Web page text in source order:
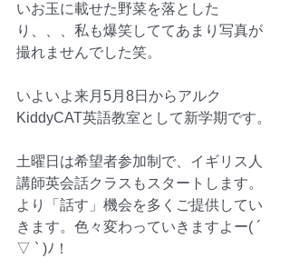
いお玉に載せた野菜を落とした
り、、、私も爆笑しててあまり写真が
撮れませんでした笑。
いよいよ来月5月8日からアルク
KiddyCAT英語教室として新学期です。
土曜日は希望者参加制で、イギリス人
講師英会話クラスもスタートします。
より「話す」機会を多くご提供してい
きます。色々変わっていきますよー( ´
▽ ` )ﾉ！